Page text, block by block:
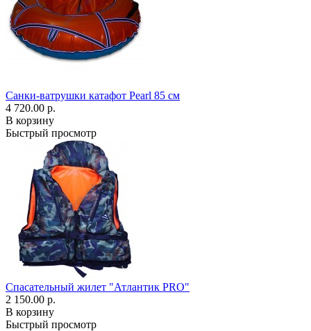
Санки-ватрушки катафот Pearl 85 см
4 720.00 р.
В корзину
Быстрый просмотр
Спасательный жилет "Атлантик PRO"
2 150.00 р.
В корзину
Быстрый просмотр